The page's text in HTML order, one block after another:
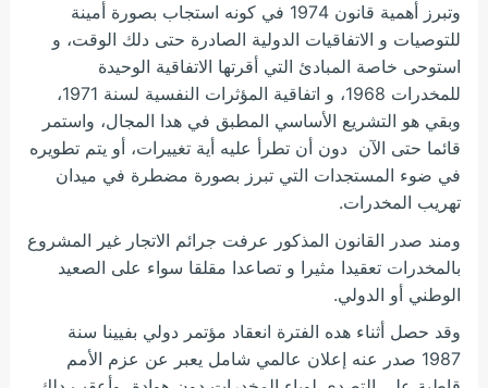
وتبرز أهمية قانون 1974 في كونه استجاب بصورة أمينة
للتوصيات و الاتفاقيات الدولية الصادرة حتى دلك الوقت، و
استوحى خاصة المبادئ التي أقرتها الاتفاقية الوحيدة
للمخدرات 1968، و اتفاقية المؤثرات النفسية لسنة 1971،
وبقي هو التشريع الأساسي المطبق في هدا المجال، واستمر
قائما حتى الآن دون أن تطرأ عليه أية تغييرات، أو يتم تطويره
في ضوء المستجدات التي تبرز بصورة مضطرة في ميدان
تهريب المخدرات.
ومند صدر القانون المذكور عرفت جرائم الاتجار غير المشروع
بالمخدرات تعقيدا مثيرا و تصاعدا مقلقا سواء على الصعيد
الوطني أو الدولي.
وقد حصل أثناء هده الفترة انعقاد مؤتمر دولي بفيينا سنة
1987 صدر عنه إعلان عالمي شامل يعبر عن عزم الأمم